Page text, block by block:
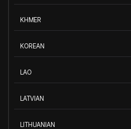
KHMER
KOREAN
LAO
LATVIAN
LITHUANIAN